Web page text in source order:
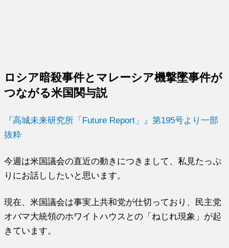
ロシア暗殺事件とマレーシア機撃墜事件が
つながる米国関与説
『高城未来研究所「Future Report」』第195号より一部
抜粋
今週は米国議会の直近の動きにつきまして、私見たっぷ
りにお話ししたいと思います。
現在、米国議会は事実上共和党が仕切っており、民主党
オバマ大統領のホワイトハウスとの「ねじれ現象」が起
きています。